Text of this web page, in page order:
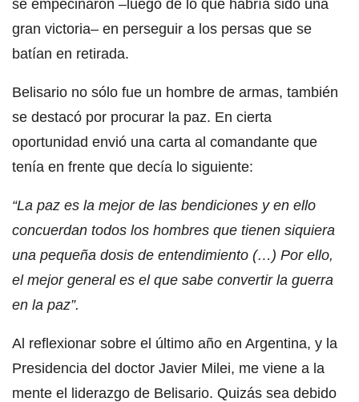
se empecinaron –luego de lo que habría sido una
gran victoria– en perseguir a los persas que se
batían en retirada.
Belisario no sólo fue un hombre de armas, también
se destacó por procurar la paz. En cierta
oportunidad envió una carta al comandante que
tenía en frente que decía lo siguiente:
“La paz es la mejor de las bendiciones y en ello
concuerdan todos los hombres que tienen siquiera
una pequeña dosis de entendimiento (…) Por ello,
el mejor general es el que sabe convertir la guerra
en la paz”.
Al reflexionar sobre el último año en Argentina, y la
Presidencia del doctor Javier Milei, me viene a la
mente el liderazgo de Belisario. Quizás sea debido